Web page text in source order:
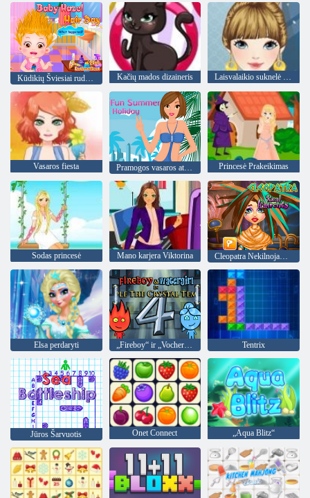
Kačių mados dizaineris Laisvalaikio suknelė Mada
Vasaros fiesta Pramogos vasaros atostogų Princesė Prakeikimas
Sodas princesė Mano karjera Viktorina Cleopatra Nekilnojamasis kirpimo
Elsa perdaryti „Fireboy“ ir „Vochergirl 4“: „Crystal Temple“ Tentrix
Jūros Šarvuotis Onet Connect „Aqua Blitz“